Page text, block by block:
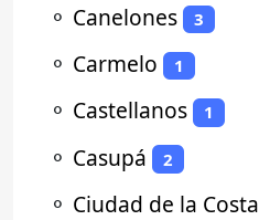
⚬ Canelones 3
⚬ Carmelo 1
⚬ Castellanos 1
⚬ Casupá 2
⚬ Ciudad de la Costa